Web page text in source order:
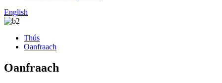
English
Thús
Oanfraach
Oanfraach